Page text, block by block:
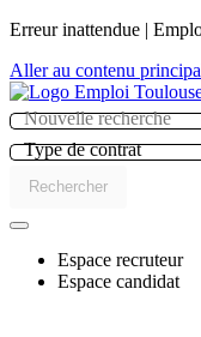
Erreur inattendue |
Aller au contenu
Type de contrat
Rechercher
Espace recruteur
Espace candidat